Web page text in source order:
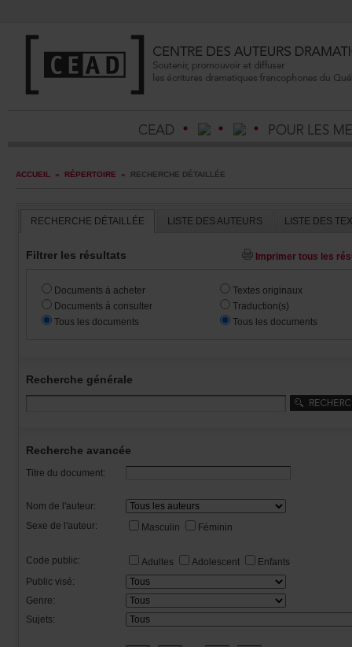
ACCUEIL » RÉPERTOIRE » RECHERCHEDÉTAILLÉE
RECHERCHEDÉTAILLÉE LISTEDESAUTEURS
Filtrerlesrésultats
Documentsàacheter
Documentsàconsulter
Touslesdocuments
Textesoriginaux
Traduction(s)
Touslesdocuments
Recherchegénérale
Rechercheavancée
Titredudocument:
Nomdel'auteur:
Sexedel'auteur:
Masculin Féminin
Codepublic: Adultes Adolescent
Enfants
Publicvisé:
Genre:
Sujets: